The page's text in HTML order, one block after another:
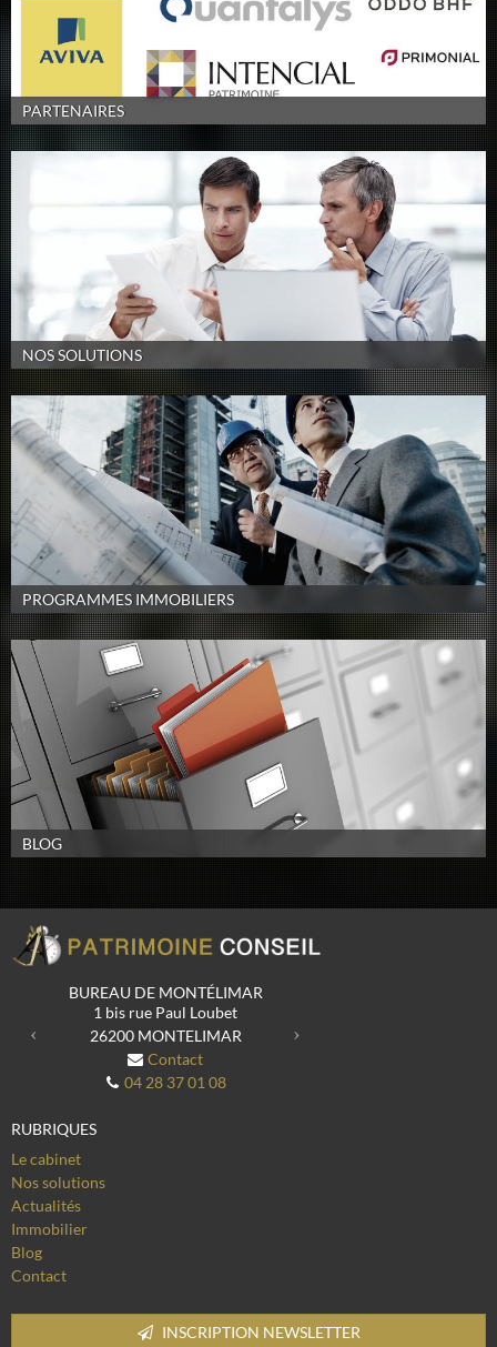
PARTENAIRES
NOS SOLUTIONS
PROGRAMMES IMMOBILIERS
BLOG
BUREAU DE MONTÉLIMAR
1 bis rue Paul Loubet
26200 MONTELIMAR
Contact
04 28 37 01 08
Previous
RUBRIQUES
Le cabinet
Nos solutions
Actualités
Immobilier
Blog
Contact
INSCRIPTION NEWSLETTER